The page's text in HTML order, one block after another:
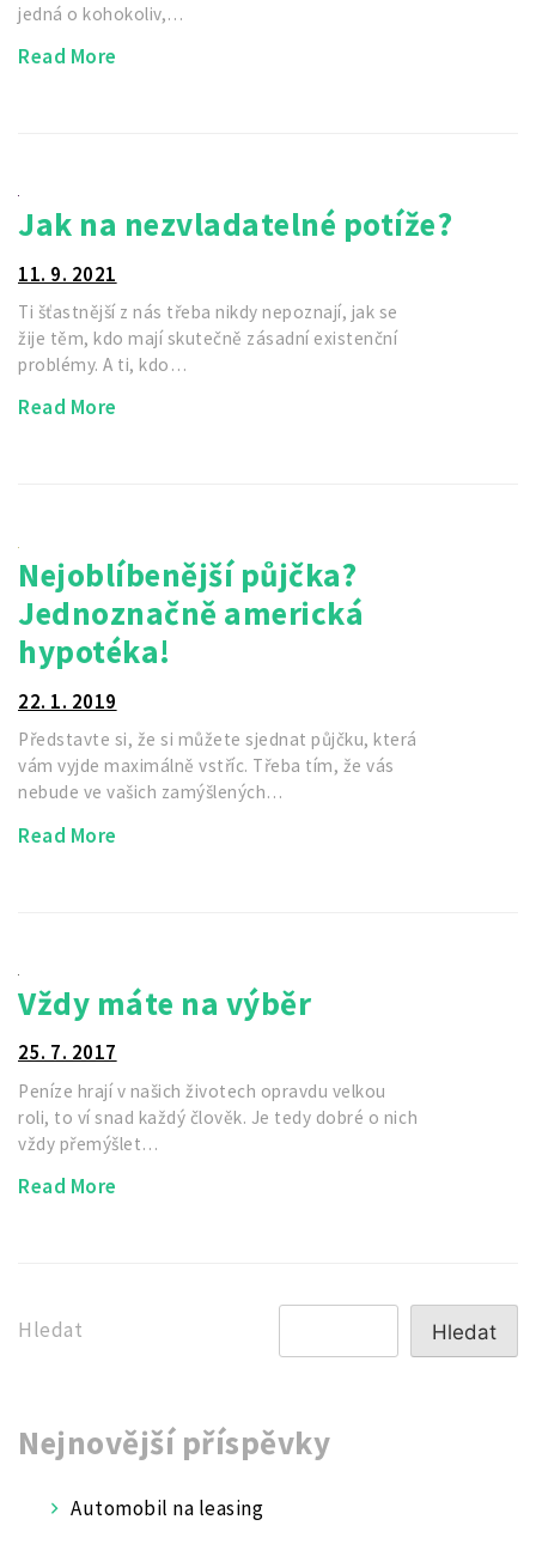
jedná o kohokoliv,…
Read More
Jak na nezvladatelné potíže?
11. 9. 2021
Ti šťastnější z nás třeba nikdy nepoznají, jak se
žije těm, kdo mají skutečně zásadní existenční
problémy. A ti, kdo…
Read More
Nejoblíbenější půjčka?
Jednoznačně americká
hypotéka!
22. 1. 2019
Představte si, že si můžete sjednat půjčku, která
vám vyjde maximálně vstříc. Třeba tím, že vás
nebude ve vašich zamýšlených…
Read More
Vždy máte na výběr
25. 7. 2017
Peníze hrají v našich životech opravdu velkou
roli, to ví snad každý člověk. Je tedy dobré o nich
vždy přemýšlet…
Read More
Hledat Hledat
Nejnovější příspěvky
Automobil na leasing